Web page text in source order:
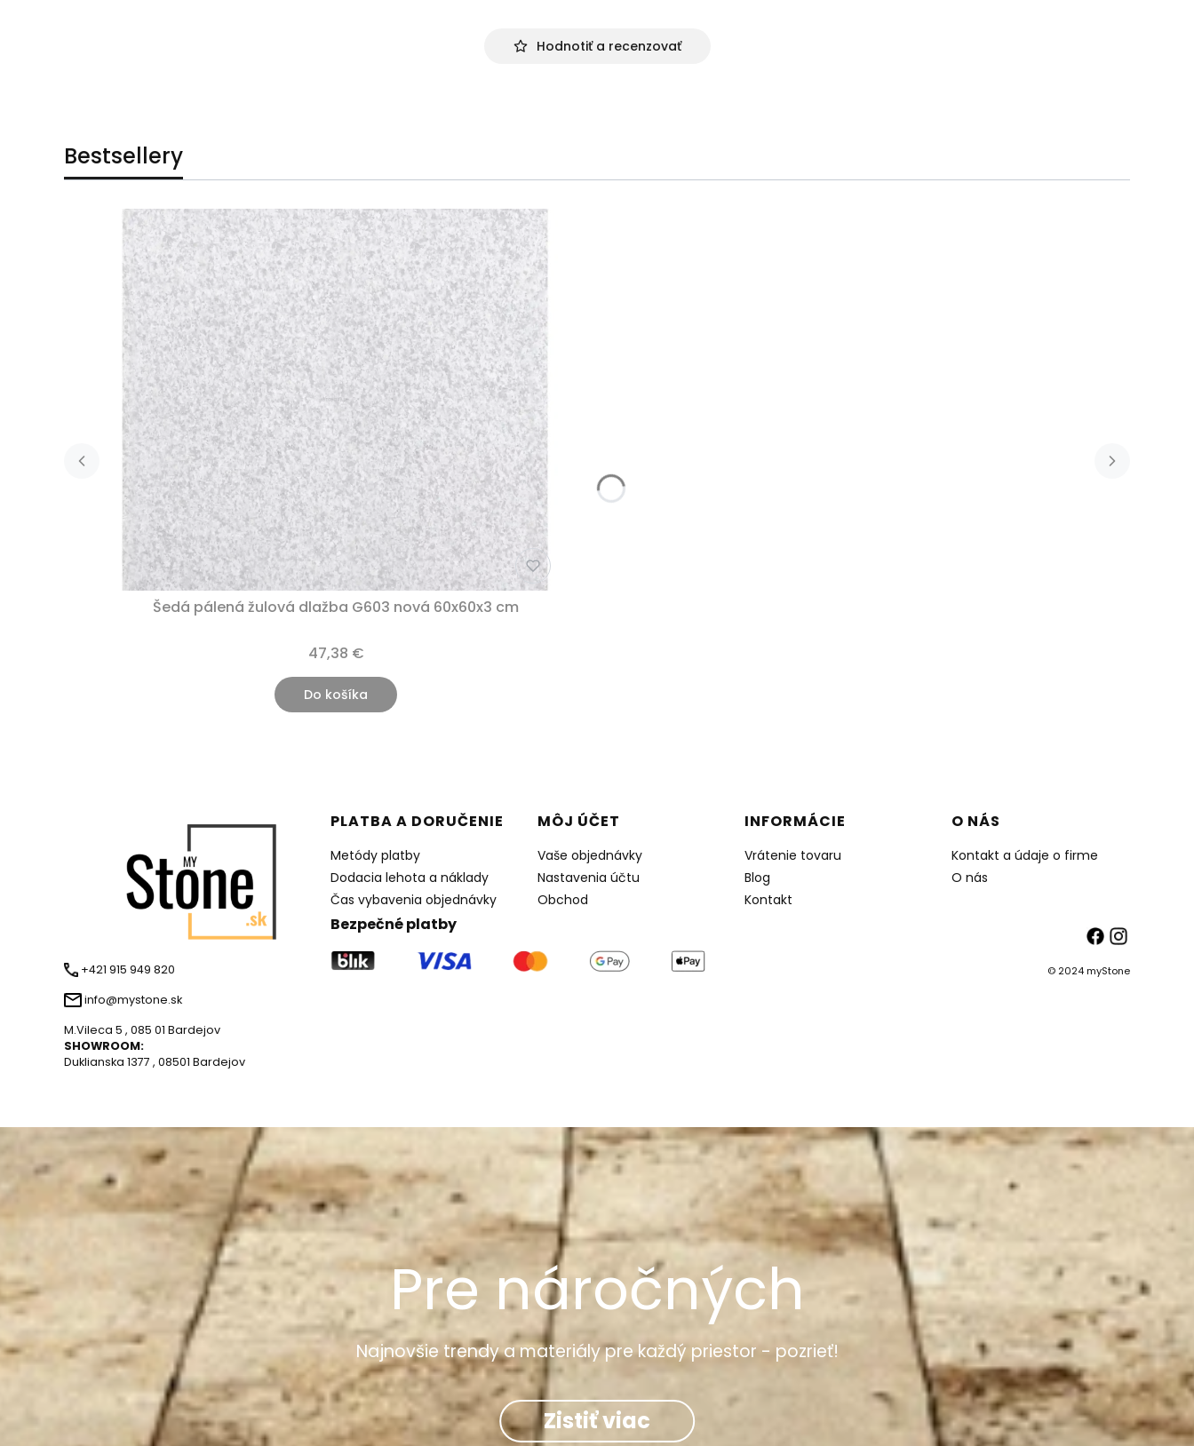
Hodnotiť a recenzovať
Bestsellery
Šedá pálená žulová dlažba G603 nová 60x60x3 cm
47,38 €
Do košíka
+421 915 949 820
info@mystone.sk
M.Vileca 5 , 085 01 Bardejov
SHOWROOM:
Duklianska 1377 , 08501 Bardejov
Ponuka v pätičke
PLATBA A DORUČENIE
Metódy platby
Dodacia lehota a náklady
Čas vybavenia objednávky
MÔJ ÚČET
Vaše objednávky
Nastavenia účtu
Obchod
INFORMÁCIE
Vrátenie tovaru
Blog
Kontakt
O NÁS
Kontakt a údaje o firme
O nás
Bezpečné platby
© 2024 myStone
Pre náročných
Najnovšie trendy a materiály pre každý priestor - pozrieť!
Zistiť viac